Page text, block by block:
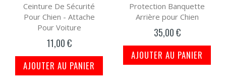
Ceinture De Sécurité
Pour Chien - Attache
Pour Voiture
11,00 €
AJOUTER AU PANIER
Protection Banquette
Arrière pour Chien
35,00 €
AJOUTER AU PANIER